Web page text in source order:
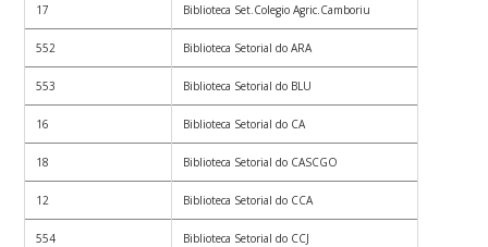
17 Biblioteca Set.Colegio Agric.Camboriu
552 Biblioteca Setorial do ARA
553 Biblioteca Setorial do BLU
16 Biblioteca Setorial do CA
18 Biblioteca Setorial do CASCGO
12 Biblioteca Setorial do CCA
554 Biblioteca Setorial do CCJ